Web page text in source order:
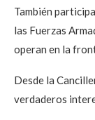
También
las Fuerzas
operan en la
Desde la
verdaderos